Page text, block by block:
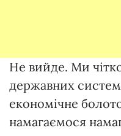
Не вийде. Ми
державних
економічне
намагаємося